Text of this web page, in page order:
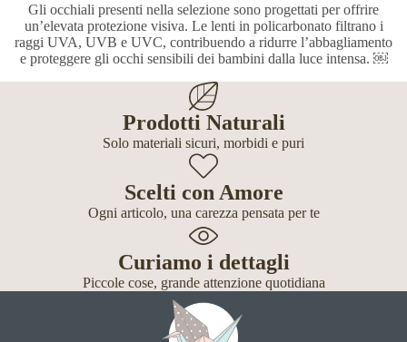
Gli occhiali presenti nella selezione sono progettati per offrire
un’elevata protezione visiva. Le lenti in policarbonato filtrano i
raggi UVA, UVB e UVC, contribuendo a ridurre l’abbagliamento
e proteggere gli occhi sensibili dei bambini dalla luce intensa. ￼
Prodotti Naturali
Solo materiali sicuri, morbidi e puri
Scelti con Amore
Ogni articolo, una carezza pensata per te
Curiamo i dettagli
Piccole cose, grande attenzione quotidiana